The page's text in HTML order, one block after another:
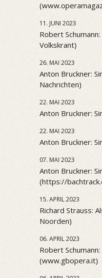
11. JUNI 2023
Robert
Volkskrant)
26. MAI 2023
Anton Bruckner:
Nachrichten)
22. MAI 2023
Anton Bruckner:
22. MAI 2023
Anton Bruckner:
07. MAI 2023
Anton Bruckner:
(https://
15. APRIL 2023
Richard Strauss:
Noorden)
06. APRIL 2023
Robert
(www.gbopera.it)